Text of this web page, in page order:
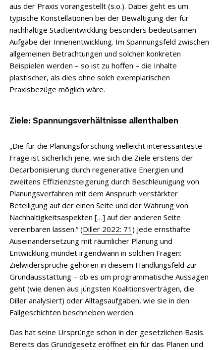
aus der Praxis vorangestellt (s.o.). Dabei geht es um
typische Konstellationen bei der Bewältigung der für
nachhaltige Stadtentwicklung besonders bedeutsamen
Aufgabe der Innenentwicklung. Im Spannungsfeld zwischen
allgemeinen Betrachtungen und solchen konkreten
Beispielen werden – so ist zu hoffen – die Inhalte
plastischer, als dies ohne solch exemplarischen
Praxisbezüge möglich wäre.
Ziele: Spannungsverhältnisse allenthalben
„Die für die Planungsforschung vielleicht interessanteste
Frage ist sicherlich jene, wie sich die Ziele erstens der
Decarbonisierung durch regenerative Energien und
zweitens Effizienzsteigerung durch Beschleunigung von
Planungsverfahren mit dem Anspruch verstärkter
Beteiligung auf der einen Seite und der Wahrung von
Nachhaltigkeitsaspekten […] auf der anderen Seite
vereinbaren lassen.“ (Diller 2022: 71 ) Jede ernsthafte
Auseinandersetzung mit räumlicher Planung und
Entwicklung mündet irgendwann in solchen Fragen:
Zielwidersprüche gehören in diesem Handlungsfeld zur
Grundausstattung – ob es um programmatische Aussagen
geht (wie denen aus jüngsten Koalitionsverträgen, die
Diller analysiert) oder Alltagsaufgaben, wie sie in den
Fallgeschichten beschrieben werden.
Das hat seine Ursprünge schon in der gesetzlichen Basis.
Bereits das Grundgesetz eröffnet ein für das Planen und